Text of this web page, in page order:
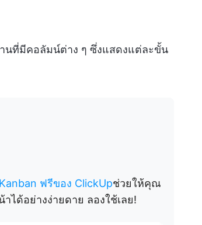
นที่มีคอลัมน์ต่าง ๆ ซึ่งแสดงแต่ละขั้น
ฟรีของ ClickUpช่วยให้คุณ
ได้อย่างง่ายดาย ลองใช้เลย!